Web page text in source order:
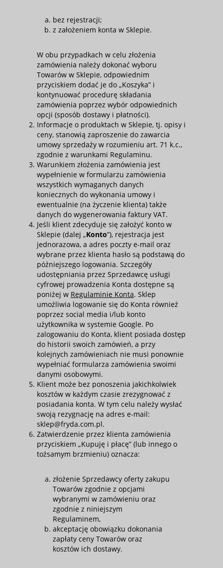
bez rejestracji;
z założeniem konta w Sklepie.
W obu przypadkach w celu złożenia
zamówienia należy dokonać wyboru
Towarów w Sklepie, odpowiednim
przyciskiem dodać je do „Koszyka” i
kontynuować procedurę składania
zamówienia poprzez wybór odpowiednich
opcji (sposób dostawy i płatności).
Informacje o produktach w Sklepie, tj. opisy i
ceny, stanowią zaproszenie do zawarcia
umowy sprzedaży w rozumieniu art. 71 k.c.,
zgodnie z warunkami Regulaminu.
Warunkiem złożenia zamówienia jest
wypełnienie w formularzu zamówienia
wszystkich wymaganych danych
koniecznych do wykonania umowy i
ewentualnie (na życzenie klienta) także
danych do wygenerowania faktury VAT.
Jeśli klient zdecyduje się założyć konto w
Sklepie (dalej „Konto”), rejestracja jest
jednorazowa, a adres poczty e-mail oraz
wybrane przez klienta hasło są podstawą do
późniejszego logowania. Szczegóły
udostępniania przez Sprzedawcę usługi
cyfrowej prowadzenia Konta dostępne są
poniżej w Regulaminie Konta. Sklep
umożliwia logowanie się do Konta również
poprzez social media i/lub konto
użytkownika w systemie Google. Po
zalogowaniu do Konta, klient posiada dostęp
do historii swoich zamówień, a przy
kolejnych zamówieniach nie musi ponownie
wypełniać formularza zamówienia swoimi
danymi osobowymi.
Klient może bez ponoszenia jakichkolwiek
kosztów w każdym czasie zrezygnować z
posiadania konta. W tym celu należy wysłać
swoją rezygnację na adres e-mail:
sklep@fryda.com.pl.
Zatwierdzenie przez klienta zamówienia
przyciskiem „Kupuję i płacę” (lub innego o
tożsamym brzmieniu) oznacza:
złożenie Sprzedawcy oferty zakupu
Towarów zgodnie z opcjami
wybranymi w zamówieniu oraz
zgodnie z niniejszym
Regulaminem,
akceptację obowiązku dokonania
zapłaty ceny Towarów oraz
kosztów ich dostawy.